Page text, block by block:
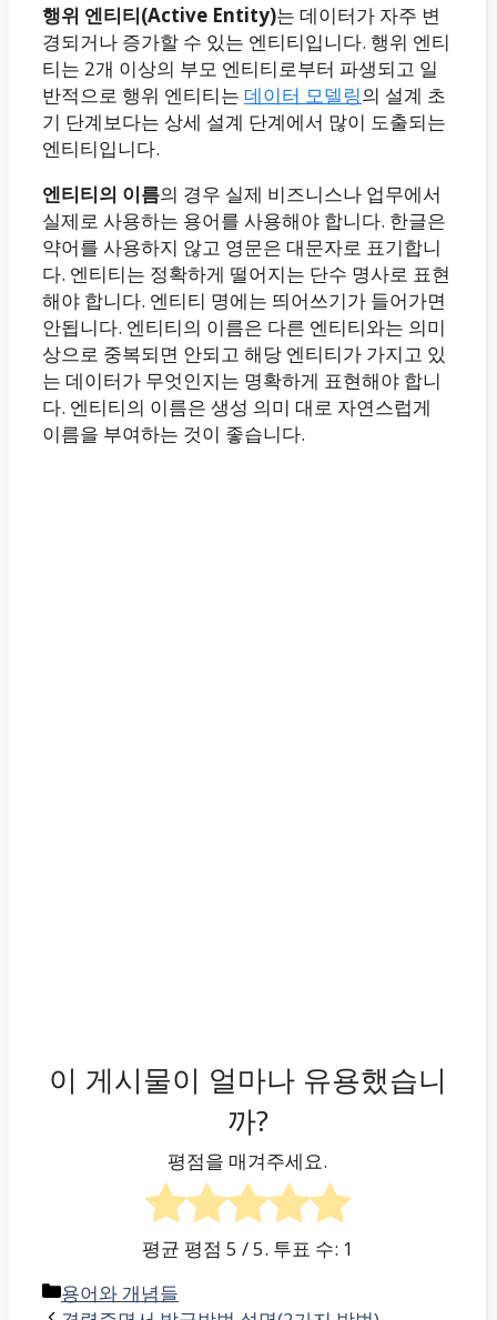
행위 엔티티(Active Entity)는 데이터가 자주 변
경되거나 증가할 수 있는 엔티티입니다. 행위 엔티
티는 2개 이상의 부모 엔티티로부터 파생되고 일
반적으로 행위 엔티티는 데이터 모델링의 설계 초
기 단계보다는 상세 설계 단계에서 많이 도출되는
엔티티입니다.
엔티티의 이름의 경우 실제 비즈니스나 업무에서
실제로 사용하는 용어를 사용해야 합니다. 한글은
약어를 사용하지 않고 영문은 대문자로 표기합니
다. 엔티티는 정확하게 떨어지는 단수 명사로 표현
해야 합니다. 엔티티 명에는 띄어쓰기가 들어가면
안됩니다. 엔티티의 이름은 다른 엔티티와는 의미
상으로 중복되면 안되고 해당 엔티티가 가지고 있
는 데이터가 무엇인지는 명확하게 표현해야 합니
다. 엔티티의 이름은 생성 의미 대로 자연스럽게
이름을 부여하는 것이 좋습니다.
이 게시물이 얼마나 유용했습니
까?
평점을 매겨주세요.
평균 평점 5 / 5. 투표 수: 1
카
용어와 개념들